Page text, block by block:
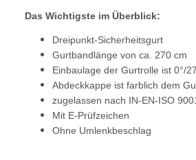
Das Wichtigste im Überblick:
Dreipunkt-Sicherheitsgurt
Gurtbandlänge von ca. 270 cm
Einbaulage der Gurtrolle ist 0°/
Abdeckkappe ist farblich dem
zugelassen nach IN-EN-ISO
Mit E-Prüfzeichen
Ohne Umlenkbeschlag